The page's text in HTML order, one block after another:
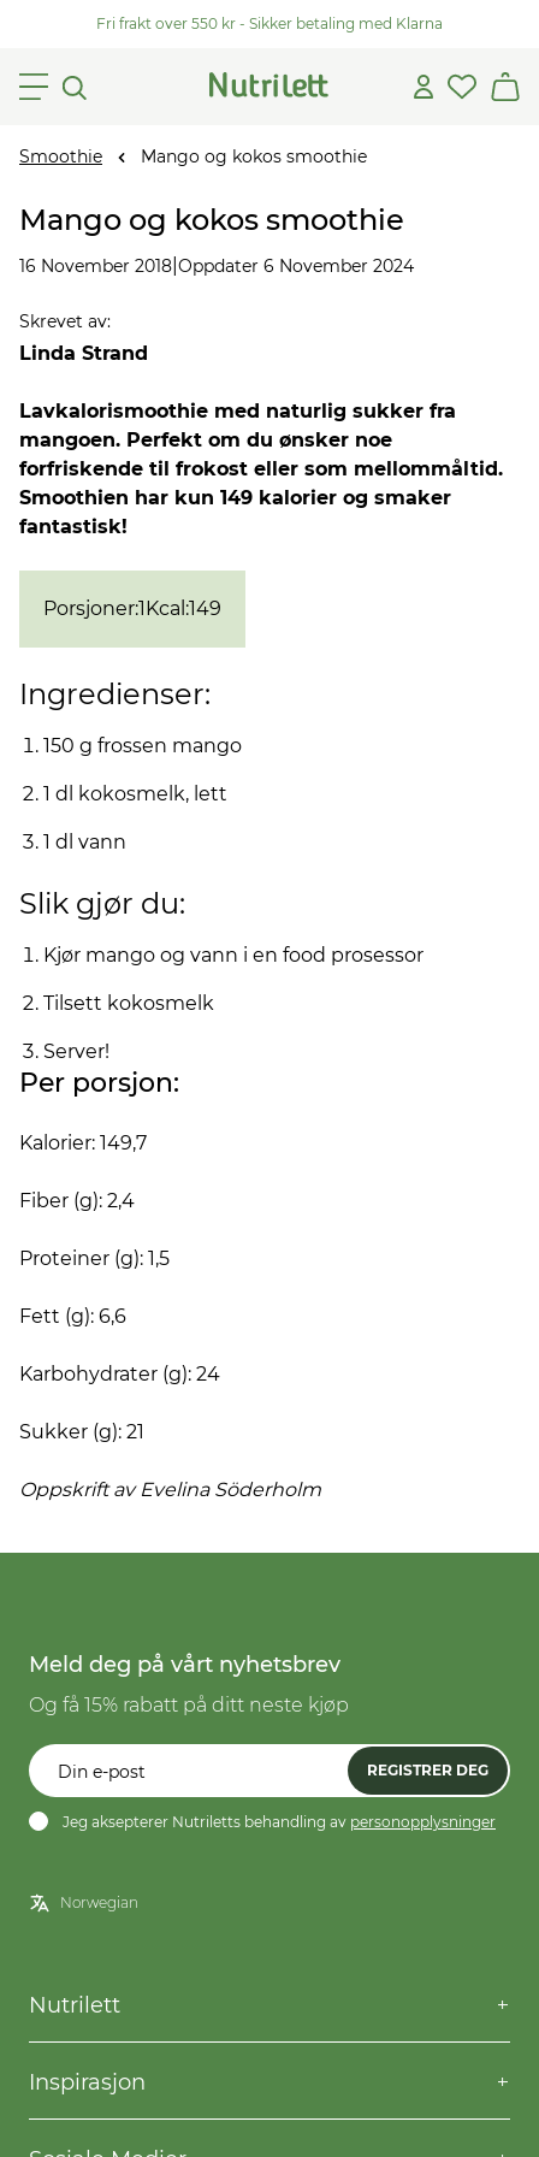
Fri frakt over 550 kr - Sikker betaling med Klarna
Smoothie Mango og kokos smoothie
Mango og kokos smoothie
16 November 2018 Oppdater 6 November 2024
Skrevet av:
Linda Strand
Lavkalorismoothie med naturlig sukker fra
mangoen. Perfekt om du ønsker noe
forfriskende til frokost eller som mellommåltid.
Smoothien har kun 149 kalorier og smaker
fantastisk!
Porsjoner:1Kcal :149
Ingredienser:
150 g frossen mango
1 dl kokosmelk, lett
1 dl vann
Slik gjør du:
Kjør mango og vann i en food prosessor
Tilsett kokosmelk
Server!
Per porsjon:
Kalorier: 149,7
Fiber (g): 2,4
Proteiner (g): 1,5
Fett (g): 6,6
Karbohydrater (g): 24
Sukker (g): 21
Oppskrift av Evelina Söderholm
Meld deg på vårt nyhetsbrev
Og få 15% rabatt på ditt neste kjøp
REGISTRER DEG
Jeg aksepterer Nutriletts behandling av personopplysninger
Nutrilett
Kontakt oss
Spørsmål og svar
Frakt og levering
Kjøpsbetingelser
Inspirasjon
Willpower